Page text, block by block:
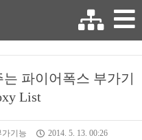
파이어폭스 부가기
List
기능 2014. 5. 13. 00:26